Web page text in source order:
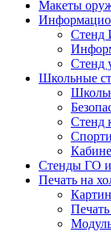
Макеты
Стенд
Стенд
Школьные
Стенд
Стенды ГО
Печать на
Печать